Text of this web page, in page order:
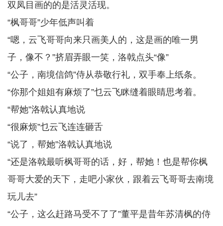
双凤目画的的是活灵活现。
“枫哥哥”少年低声叫着
“嗯，云飞哥哥向来只画美人的，这是画的唯一男
子，像不？”挤眉弄眼一笑，洛戟点头“像”
“公子，南境信鸽”侍从恭敬行礼，双手奉上纸条。
“你那个姐姐有麻烦了”乜云飞眯缝着眼睛思考着。
“帮她”洛戟认真地说
“很麻烦”乜云飞连连砸舌
“说了，帮她”洛戟认真地说
“还是洛戟最听枫哥哥的话，好，帮她！也是帮你枫
哥哥大爱的天下，走吧小家伙，跟着云飞哥哥去南境
玩儿去”
“公子，这么赶路马受不了了”董平是昔年苏清枫的侍